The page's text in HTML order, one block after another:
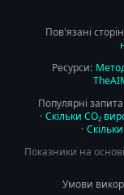
Пов'язані
Ресурси:
Популярні
· Скільки CO₂
·
Показники на
Умови